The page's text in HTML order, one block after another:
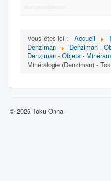
électronique
Personnages
Mechas
Épisodes
More Joomla Extensions
Vous êtes ici : Accueil
Denziman
Denziman -
Denziman - Objets -
Minéralogie (Denziman) -
© 2026 Toku-Onna